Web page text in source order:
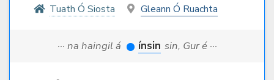
Tuath Ó Siosta
Gleann Ó Ruachta
··· na haingil á ínsin sin, Gur é ···